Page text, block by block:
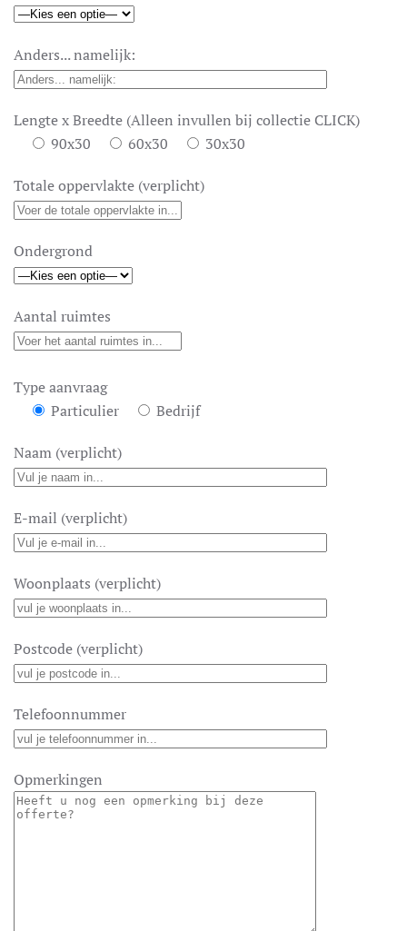
Anders... namelijk:
Lengte x Breedte (Alleen invullen bij collectie CLICK)
90x30
60x30 30x30
Totale oppervlakte (verplicht)
Ondergrond
Aantal ruimtes
Type aanvraag
Particulier
Bedrijf
Naam (verplicht)
E-mail (verplicht)
Woonplaats (verplicht)
Postcode (verplicht)
Telefoonnummer
Opmerkingen